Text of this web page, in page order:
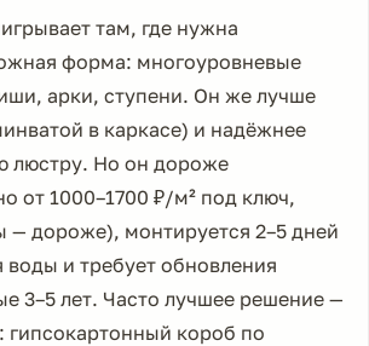
там, где нужна
форма: многоуровневые
арки, ступени. Он же лучше
в каркасе) и надёжнее
люстру. Но он дороже
от 1000–1700 ₽/м² под ключ,
дороже), монтируется 2–5 дней
и требует обновления
3–5 лет. Часто лучшее решение —
гипсокартонный короб по